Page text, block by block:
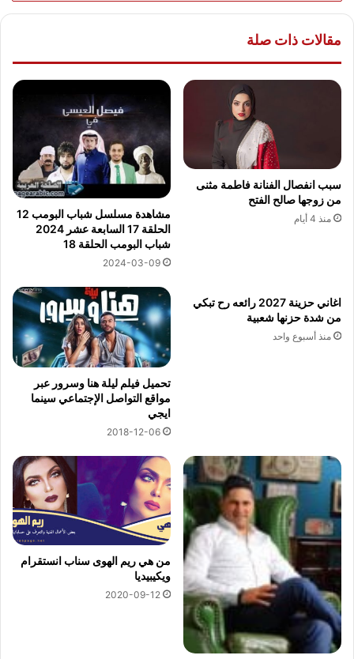
مقالات ذات صلة
سبب انفصال الفنانة فاطمة مثنى
من زوجها صالح الفتح
منذ 4 أيام
مشاهدة مسلسل شباب البومب 12
الحلقة 17 السابعة عشر 2024
شباب البومب الحلقة 18
2024-03-09
اغاني حزينة 2027 رائعه رح تبكي
من شدة حزنها شعبية
منذ أسبوع واحد
تحميل فيلم ليلة هنا وسرور عبر
مواقع التواصل الإجتماعي سينما
ايجي
2018-12-06
من هي ريم الهوى سناب انستقرام
ويكيبيديا
2020-09-12